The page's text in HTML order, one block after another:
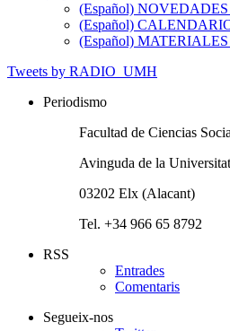
(Español)
(Español)
(Español)
Tweets by RADIO_UMH
Periodismo
Facultad de Ciencias
Avinguda de la
03202 Elx (Alacant)
Tel. +34 966 65 8792
RSS
Entrades
Comentaris
Segueix-nos